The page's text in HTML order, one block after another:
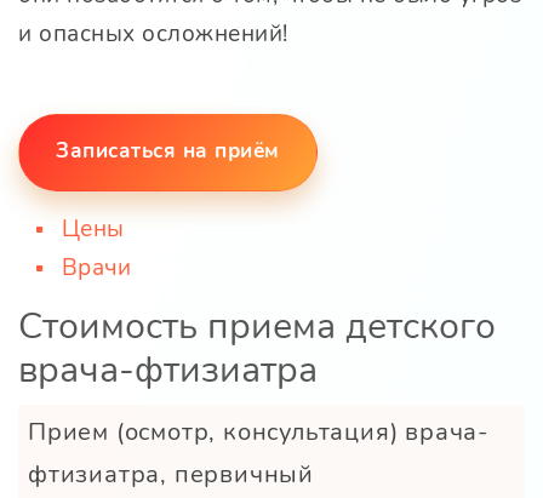
и опасных осложнений!
Записаться на приём
Цены
Врачи
Стоимость приема детского
врача-фтизиатра
Прием (осмотр, консультация) врача-
фтизиатра, первичный